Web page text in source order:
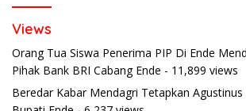
Views
Orang Tua Siswa Penerima PIP Di Ende
Pihak Bank BRI Cabang Ende - 11,899 views
Beredar Kabar Mendagri Tetapkan Agustinus